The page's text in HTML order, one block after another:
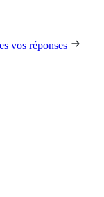
vos réponses